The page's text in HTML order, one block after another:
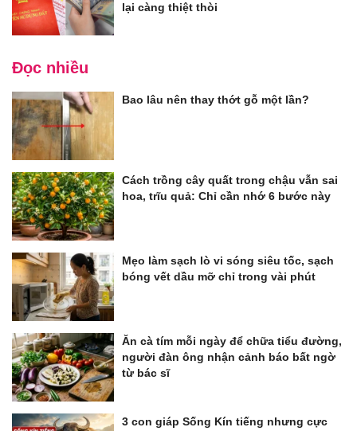
lại càng thiệt thòi
Đọc nhiều
Bao lâu nên thay thớt gỗ một lần?
Cách trồng cây quất trong chậu vẫn sai
hoa, trĩu quả: Chỉ cần nhớ 6 bước này
Mẹo làm sạch lò vi sóng siêu tốc, sạch
bóng vết dầu mỡ chỉ trong vài phút
Ăn cà tím mỗi ngày để chữa tiểu đường,
người đàn ông nhận cảnh báo bất ngờ
từ bác sĩ
3 con giáp Sống Kín tiếng nhưng cực